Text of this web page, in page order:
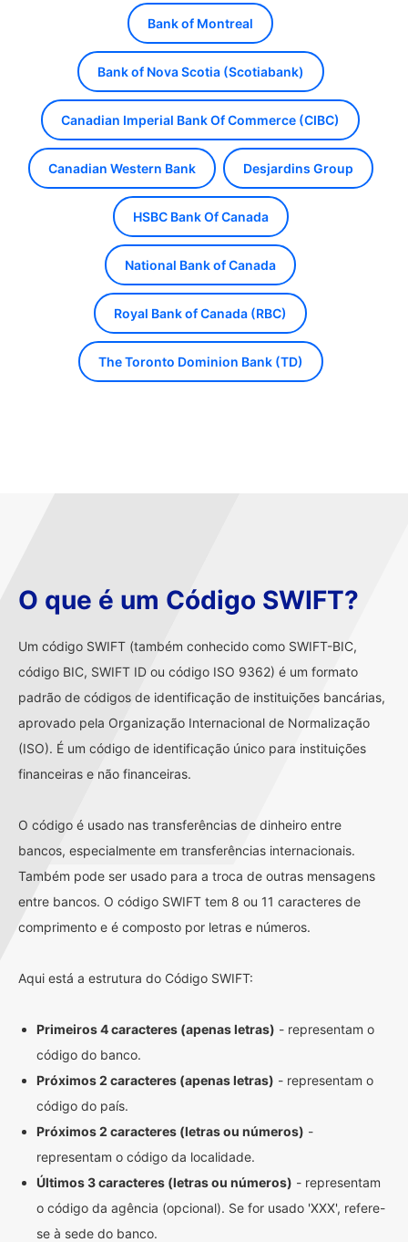
Bank of Montreal
Bank of Nova Scotia (Scotiabank)
Canadian Imperial Bank Of Commerce (CIBC)
Canadian Western Bank Desjardins Group
HSBC Bank Of Canada
National Bank of Canada
Royal Bank of Canada (RBC)
The Toronto Dominion Bank (TD)
O que é um Código SWIFT?
Um código SWIFT (também conhecido como SWIFT-BIC,
código BIC, SWIFT ID ou código ISO 9362) é um formato
padrão de códigos de identificação de instituições bancárias,
aprovado pela Organização Internacional de Normalização
(ISO). É um código de identificação único para instituições
financeiras e não financeiras.
O código é usado nas transferências de dinheiro entre
bancos, especialmente em transferências internacionais.
Também pode ser usado para a troca de outras mensagens
entre bancos. O código SWIFT tem 8 ou 11 caracteres de
comprimento e é composto por letras e números.
Aqui está a estrutura do Código SWIFT:
Primeiros 4 caracteres (apenas letras) - representam o
código do banco.
Próximos 2 caracteres (apenas letras) - representam o
código do país.
Próximos 2 caracteres (letras ou números) -
representam o código da localidade.
Últimos 3 caracteres (letras ou números) - representam
o código da agência (opcional). Se for usado 'XXX', refere-
se à sede do banco.